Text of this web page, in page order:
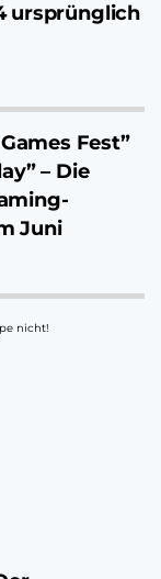
ursprünglich
Fest”
– Die
Juni